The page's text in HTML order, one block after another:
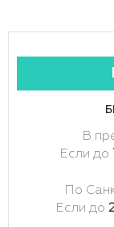
В
Если до
По
Если до